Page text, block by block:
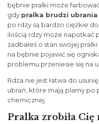
bębnie pralki może
gdy pralka brudzi ubrania
po rdzy są bardzo ciężkie
ilością rdzy może napotkać
zadbałeś o stan swojej
na bębnie pojawić się
problemu przeniesie się na
Rdza nie jest łatwa do
ubrań, które mają plamy po
chemicznej.
Pralka zrobiła Cię